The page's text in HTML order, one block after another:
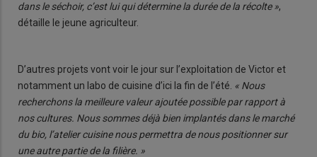
dans le séchoir, c’est lui qui détermine la durée de la récolte »,
détaille le jeune agriculteur.
D’autres projets vont voir le jour sur l’exploitation de Victor et
notamment un labo de cuisine d’ici la fin de l’été. « Nous
recherchons la meilleure valeur ajoutée possible par rapport à
nos cultures. Nous sommes déjà bien implantés dans le marché
du bio, l’atelier cuisine nous permettra de nous positionner sur
une autre partie de la filière. »